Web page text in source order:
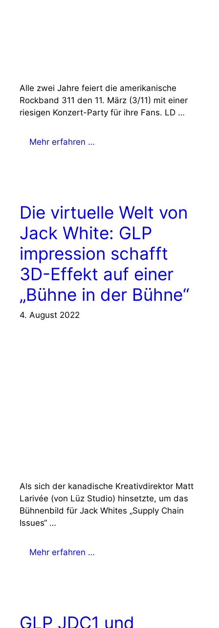
Alle zwei Jahre feiert die amerikanische
Rockband 311 den 11. März (3/11) mit einer
riesigen Konzert-Party für ihre Fans. LD …
Mehr erfahren …
Die virtuelle Welt von
Jack White: GLP
impression schafft
3D-Effekt auf einer
„Bühne in der Bühne“
4. August 2022
Als sich der kanadische Kreativdirektor Matt
Larivée (von Lüz Studio) hinsetzte, um das
Bühnenbild für Jack Whites „Supply Chain
Issues“ …
Mehr erfahren …
GLP JDC1 und